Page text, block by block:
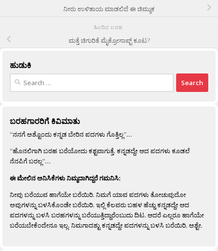
ನೀರು ಉಳಿತಾಯ ಮಾಡಲಿದೆ ಈ ಚಿಮ್ಮುಕ
ಹಿಂದಿನ ಬರಹ
ಮತ್ತೆ ಚಿಗುರಿತೆ ಮೈಕ್ರೋಸಾಪ್ಟ್ ಕೂಟ?
ಹುಡುಕಿ
Search
ಬರಹಗಾರರಿಗೆ ಕಿವಿಮಾತು
“ನನಗೆ ಅಶ್ಟೊಂದು ಕನ್ನಡ ಬೇರಿನ ಪದಗಳು ಗೊತ್ತಿಲ್ಲ”…
“ಹೊನಲಿಗಾಗಿ ಬರಹ ಬರೆಯೋದು ಕಶ್ಟವಾಗುತ್ತೆ. ಕನ್ನಡದ್ದೇ ಆದ ಪದಗಳು ಕೂಡಲೆ
ನೆನಪಿಗೆ ಬರಲ್ಲ”…
ಈ ಮೇಲಿನ ಅನಿಸಿಕೆಗಳು ನಿಮ್ಮದಾಗಿದ್ದರೆ ಗಮನಿಸಿ:
ನೀವು ಬರೆಯುವ ಹಾಗೆಯೇ ಬರೆಯಿರಿ. ನಿಮಗೆ ಯಾವ ಪದಗಳು ತೋಚುವುದೋ
ಅವುಗಳನ್ನು ಬಳಸಿಕೊಂಡೇ ಬರೆಯಿರಿ. ಇಲ್ಲಿ ಕೆಲವರು ಬಹಳ ಹೆಚ್ಚು ಕನ್ನಡದ್ದೇ ಆದ
ಪದಗಳನ್ನು ಬಳಸಿ ಬರಹಗಳನ್ನು ಬರೆಯುತ್ತಿದ್ದಾರೆಂಬುದು ದಿಟ. ಆದರೆ ಎಲ್ಲರೂ ಹಾಗೆಯೇ
ಬರೆಯಬೇಕೆಂದೇನೂ ಇಲ್ಲ. ನಿಮಗಾದಶ್ಟು ಕನ್ನಡದ್ದೇ ಪದಗಳನ್ನು ಬಳಸಿ ಬರೆಯಿರಿ, ಅಶ್ಟೇ.